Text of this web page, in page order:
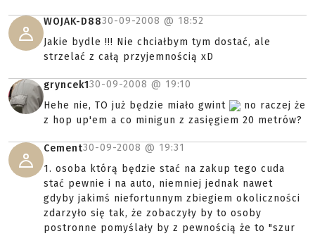
WOJAK-D8830-09-2008 @ 18:52
Jakie bydle !!! Nie chciałbym tym dostać, ale
strzelać z całą przyjemnością xD
gryncek130-09-2008 @ 19:10
Hehe nie, TO już będzie miało gwint
no raczej że
z hop up'em a co minigun z zasięgiem 20 metrów?
Cement30-09-2008 @ 19:31
1. osoba którą będzie stać na zakup tego cuda
stać pewnie i na auto, niemniej jednak nawet
gdyby jakimś niefortunnym zbiegiem okoliczności
zdarzyło się tak, że zobaczyły by to osoby
postronne pomyślały by z pewnością że to "szur